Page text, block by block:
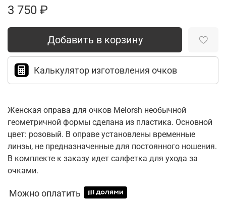
3 750 ₽
Добавить в корзину
Калькулятор изготовления очков
Женская оправа для очков Melorsh необычной
геометричной формы сделана из пластика. Основной
цвет: розовый. В оправе установлены временные
линзы, не предназначенные для постоянного ношения.
В комплекте к заказу идет салфетка для ухода за
очками.
Можно оплатить